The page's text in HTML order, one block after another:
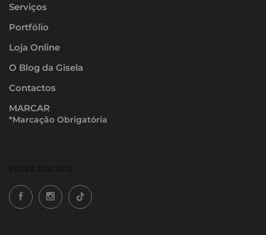
Serviços
Portfólio
Loja Online
O Blog da Gisela
Contactos
MARCAR
*Marcação Obrigatória